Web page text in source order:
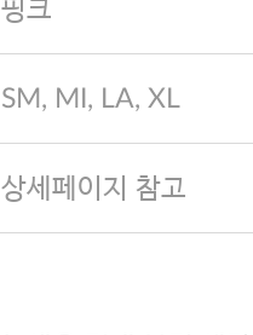
핑크
SM, MI, LA, XL
상세페이지 참고